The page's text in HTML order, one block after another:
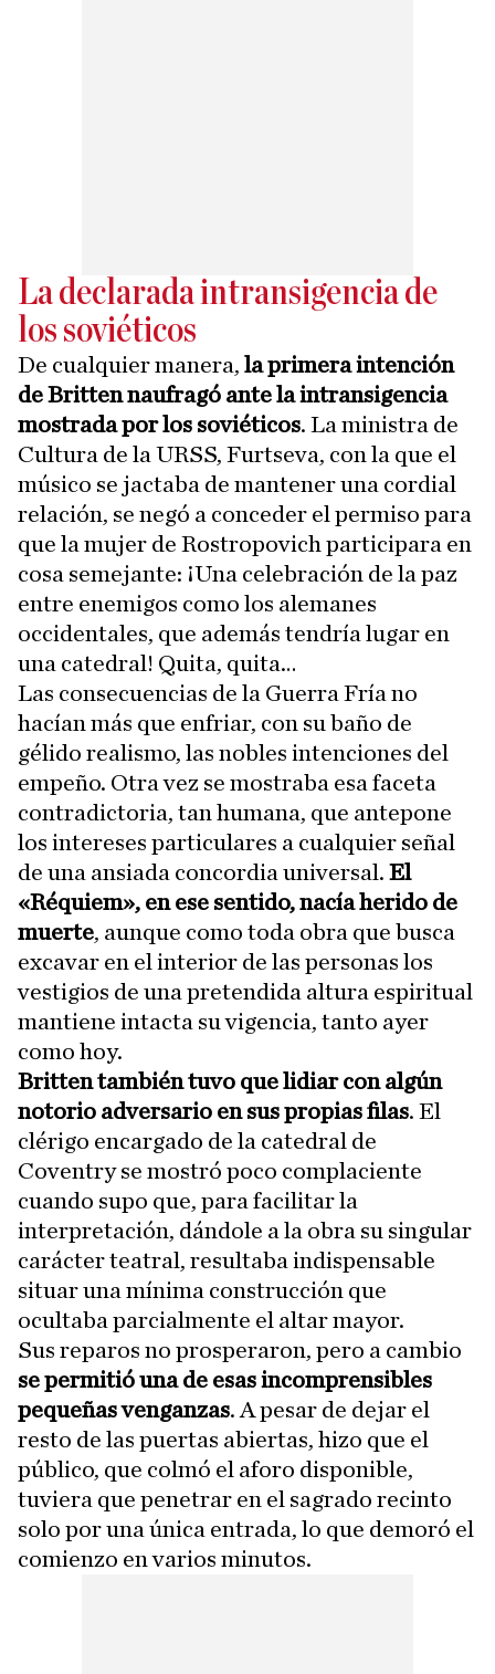
La declarada intransigencia de
los soviéticos
De cualquier manera, la primera intención
de Britten naufragó ante la intransigencia
mostrada por los soviéticos. La ministra de
Cultura de la URSS, Furtseva, con la que el
músico se jactaba de mantener una cordial
relación, se negó a conceder el permiso para
que la mujer de Rostropovich participara en
cosa semejante: ¡Una celebración de la paz
entre enemigos como los alemanes
occidentales, que además tendría lugar en
una catedral! Quita, quita…
Las consecuencias de la Guerra Fría no
hacían más que enfriar, con su baño de
gélido realismo, las nobles intenciones del
empeño. Otra vez se mostraba esa faceta
contradictoria, tan humana, que antepone
los intereses particulares a cualquier señal
de una ansiada concordia universal. El
«Réquiem», en ese sentido, nacía herido de
muerte, aunque como toda obra que busca
excavar en el interior de las personas los
vestigios de una pretendida altura espiritual
mantiene intacta su vigencia, tanto ayer
como hoy.
Britten también tuvo que lidiar con algún
notorio adversario en sus propias filas. El
clérigo encargado de la catedral de
Coventry se mostró poco complaciente
cuando supo que, para facilitar la
interpretación, dándole a la obra su singular
carácter teatral, resultaba indispensable
situar una mínima construcción que
ocultaba parcialmente el altar mayor.
Sus reparos no prosperaron, pero a cambio
se permitió una de esas incomprensibles
pequeñas venganzas. A pesar de dejar el
resto de las puertas abiertas, hizo que el
público, que colmó el aforo disponible,
tuviera que penetrar en el sagrado recinto
solo por una única entrada, lo que demoró el
comienzo en varios minutos.